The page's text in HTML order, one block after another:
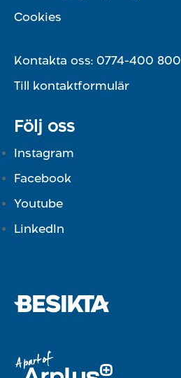
Cookies
Kontakta oss: 0774-400 800
Till kontaktformulär
Följ oss
Instagram
Facebook
Youtube
LinkedIn